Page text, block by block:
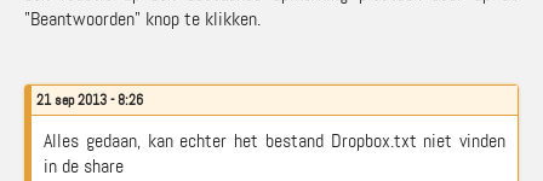
"Beantwoorden" knop te klikken.
21 sep 2013 - 8:26
Alles gedaan, kan echter het bestand Dropbox.txt niet vinden
in de share